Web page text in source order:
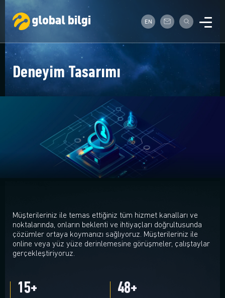
EN
Deneyim Tasarımı
Müşterileriniz ile temas ettiğiniz tüm hizmet kanalları ve
noktalarında, onların beklenti ve ihtiyaçları doğrultusunda
çözümler ortaya koymanızı sağlıyoruz. Müşterileriniz ile
online veya yüz yüze derinlemesine görüşmeler, çalıştaylar
gerçekleştiriyoruz.
15+ 50+